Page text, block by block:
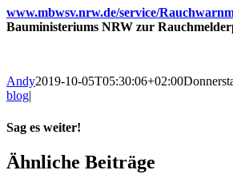
www.mbwsv.nrw.de/service/
Bauministeriums NRW zur
Andy2019-10-05T05:30:06+02:00
blog|
Sag es weiter!
Facebook
X
WhatsApp
Pinterest
E-
Mail
Ähnliche Beiträge